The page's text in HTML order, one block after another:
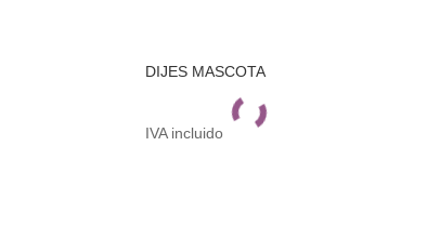
DIJES MASCOTA
IVA incluido